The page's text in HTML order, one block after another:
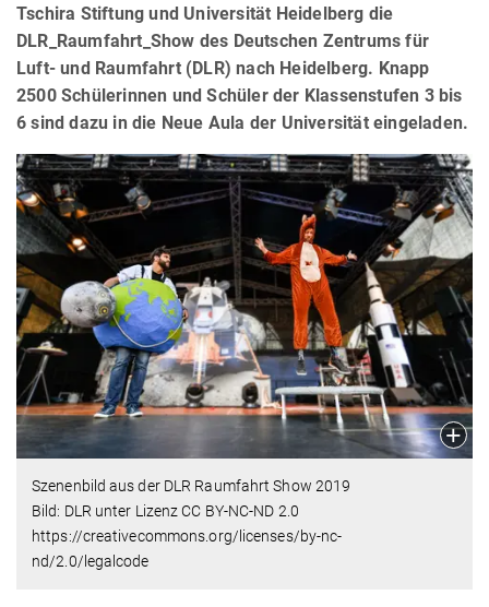
Tschira Stiftung und Universität Heidelberg die
DLR_Raumfahrt_Show des Deutschen Zentrums für
Luft- und Raumfahrt (DLR) nach Heidelberg. Knapp
2500 Schülerinnen und Schüler der Klassenstufen 3 bis
6 sind dazu in die Neue Aula der Universität eingeladen.
Szenenbild aus der DLR Raumfahrt Show 2019
Bild: DLR unter Lizenz CC BY-NC-ND 2.0
https://creativecommons.org/licenses/by-nc-
nd/2.0/legalcode